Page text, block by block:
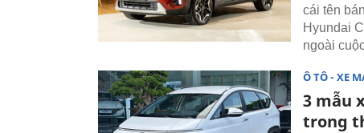
cái tên
Hyundai
ngoài
Ô TÔ - XE
3 mẫu
trong